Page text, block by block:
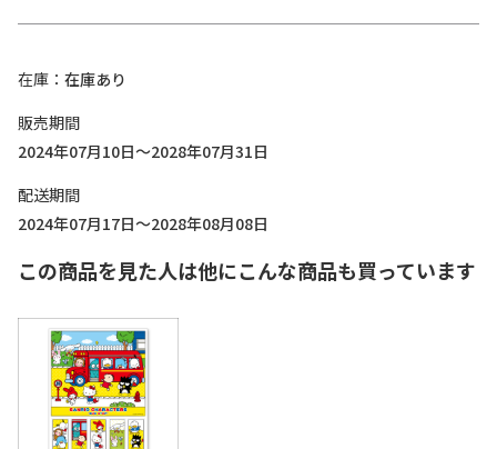
在庫
在庫あり
販売期間
2024年07月10日～2028年07月31日
配送期間
2024年07月17日～2028年08月08日
この商品を見た人は他にこんな商品も買っています